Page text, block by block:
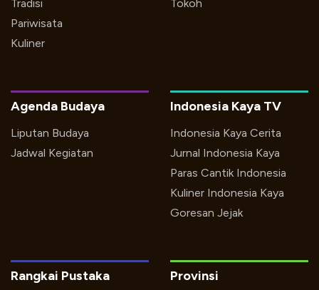
Tradisi
Pariwisata
Kuliner
Tokoh
Indonesia Kaya TV
Indonesia Kaya Cerita
Jurnal Indonesia Kaya
Paras Cantik Indonesia
Kuliner Indonesia Kaya
Goresan Jejak
Agenda Budaya
Liputan Budaya
Jadwal Kegiatan
Rangkai Pustaka Provinsi